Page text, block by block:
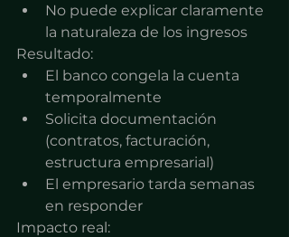
No puede explicar claramente
la naturaleza de los ingresos
Resultado:
El banco congela la cuenta
temporalmente
Solicita documentación
(contratos, facturación,
estructura empresarial)
El empresario tarda semanas
en responder
Impacto real: